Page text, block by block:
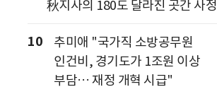
秋지사의 180도 달라진 곳간 사정
10
추미애 "국가직 소방공무원
인건비, 경기도가 1조원 이상
부담… 재정 개혁 시급"